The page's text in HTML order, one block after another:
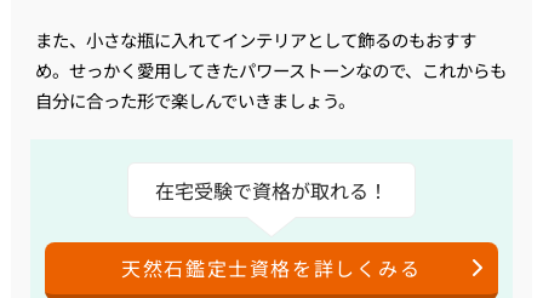
また、小さな瓶に入れてインテリアとして飾るのもおすす
め。せっかく愛用してきたパワーストーンなので、これからも
自分に合った形で楽しんでいきましょう。
在宅受験で資格が取れる！
天然石鑑定士資格を詳しくみる